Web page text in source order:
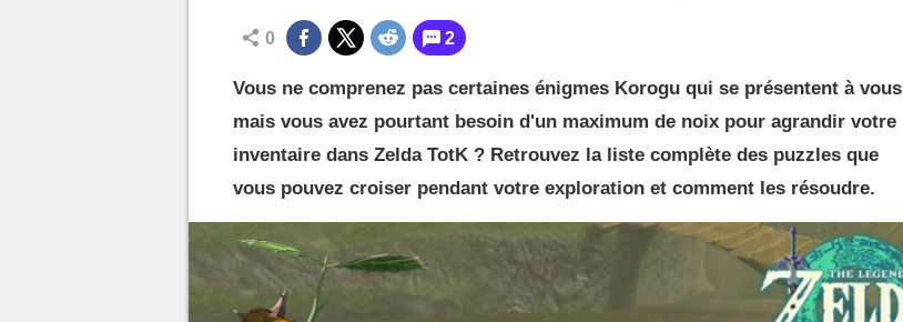
0 2
Vous ne comprenez pas certaines énigmes Korogu qui se présentent à vous
mais vous avez pourtant besoin d'un maximum de noix pour agrandir votre
inventaire dans Zelda TotK ? Retrouvez la liste complète des puzzles que
vous pouvez croiser pendant votre exploration et comment les résoudre.